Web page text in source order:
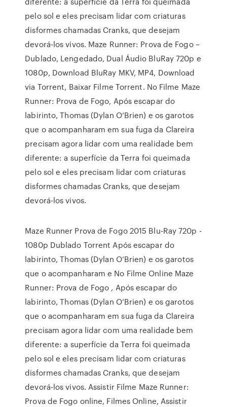
pelo sol e eles precisam lidar com criaturas
disformes chamadas Cranks, que desejam
devorá-los vivos. Maze Runner: Prova de Fogo –
Dublado, Lengedado, Dual Áudio BluRay 720p e
1080p, Download BluRay MKV, MP4, Download
via Torrent, Baixar Filme Torrent. No Filme Maze
Runner: Prova de Fogo, Após escapar do
labirinto, Thomas (Dylan O’Brien) e os garotos
que o acompanharam em sua fuga da Clareira
precisam agora lidar com uma realidade bem
diferente: a superfície da Terra foi queimada
pelo sol e eles precisam lidar com criaturas
disformes chamadas Cranks, que desejam
devorá-los vivos.
Maze Runner Prova de Fogo 2015 Blu-Ray 720p -
1080p Dublado Torrent Após escapar do
labirinto, Thomas (Dylan O’Brien) e os garotos
que o acompanharam e No Filme Online Maze
Runner: Prova de Fogo , Após escapar do
labirinto, Thomas (Dylan O’Brien) e os garotos
que o acompanharam em sua fuga da Clareira
precisam agora lidar com uma realidade bem
diferente: a superfície da Terra foi queimada
pelo sol e eles precisam lidar com criaturas
disformes chamadas Cranks, que desejam
devorá-los vivos. Assistir Filme Maze Runner:
Prova de Fogo online, Filmes Online, Assistir